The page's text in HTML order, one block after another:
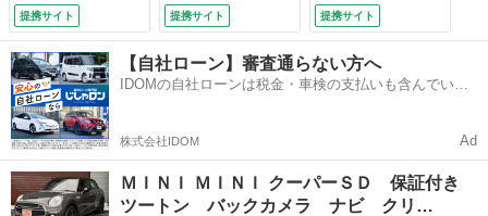
ル スマートキー
ＨＩＤ アイドリン
グストップ ター
ボ 盗難防止システ
ム ＡＢＳ ＥＳ
Ｃ エアコン パワ
ーステアリング
（車検整備付）
提携サイト
ｈドライブレコーダ
ー （なし）
提携サイト
ル スマートキー
ＨＩＤ アイドリン
グストップ ター
ボ 盗難防止システ
ム ＡＢＳ ＥＳ
提携サイト
【自社ローン】審査通らない方へ
IDOMの自社ローンは税金・車検の支払いも含んでいる
株式会社IDOM Ad
ＭＩＮＩ ＭＩＮＩ クーパーＳＤ 保証付き
ツートン バックカメラ ナビ クリ…